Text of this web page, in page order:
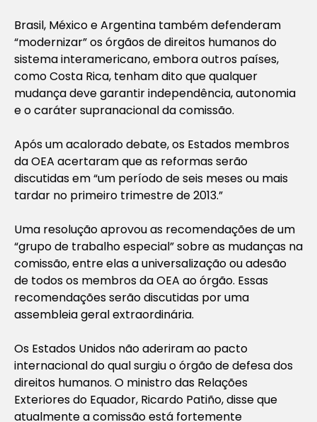
Brasil, México e Argentina também defenderam
“modernizar” os órgãos de direitos humanos do
sistema interamericano, embora outros países,
como Costa Rica, tenham dito que qualquer
mudança deve garantir independência, autonomia
e o caráter supranacional da comissão.
Após um acalorado debate, os Estados membros
da OEA acertaram que as reformas serão
discutidas em “um período de seis meses ou mais
tardar no primeiro trimestre de 2013.”
Uma resolução aprovou as recomendações de um
“grupo de trabalho especial” sobre as mudanças na
comissão, entre elas a universalização ou adesão
de todos os membros da OEA ao órgão. Essas
recomendações serão discutidas por uma
assembleia geral extraordinária.
Os Estados Unidos não aderiram ao pacto
internacional do qual surgiu o órgão de defesa dos
direitos humanos. O ministro das Relações
Exteriores do Equador, Ricardo Patiño, disse que
atualmente a comissão está fortemente